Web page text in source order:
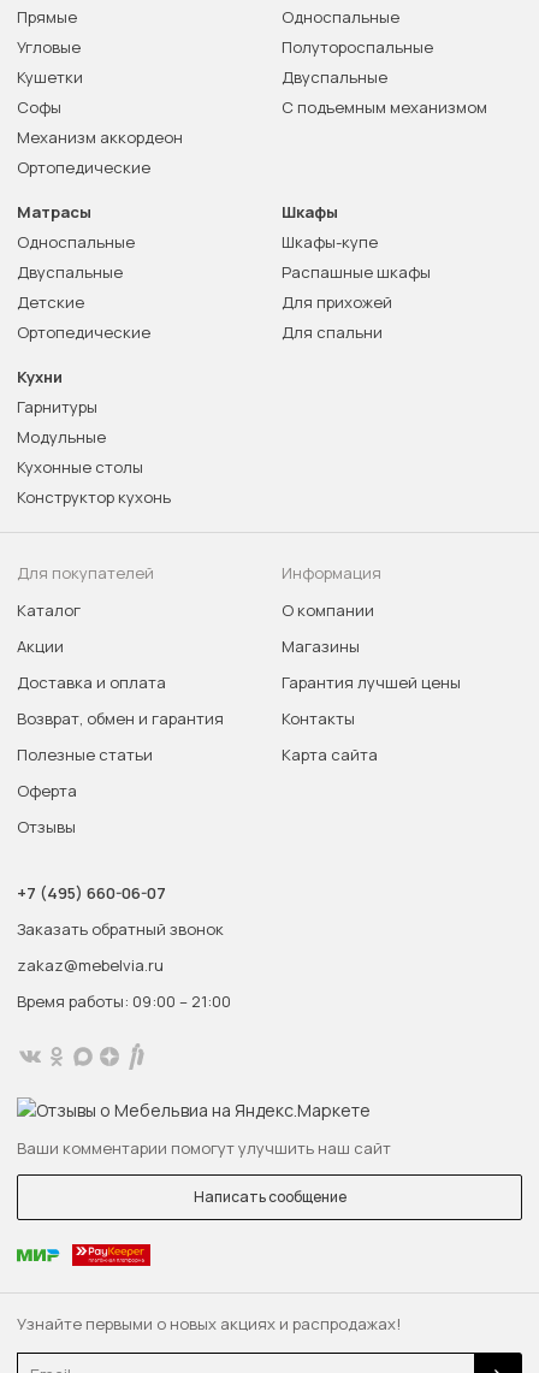
Узнайте первыми о новых акциях и распродажах!
Email
Прямые
Угловые
Кушетки
Софы
Механизм аккордеон
Ортопедические
Односпальные
Полутороспальные
Двуспальные
С подъемным механизмом
Матрасы
Односпальные
Двуспальные
Детские
Ортопедические
Шкафы
Шкафы-купе
Распашные шкафы
Для прихожей
Для спальни
Кухни
Гарнитуры
Модульные
Кухонные столы
Конструктор кухонь
Для покупателей
Каталог
Акции
Доставка и оплата
Возврат, обмен и гарантия
Полезные статьи
Оферта
Отзывы
Информация
О компании
Магазины
Гарантия лучшей цены
Контакты
Карта сайта
+7 (495) 660-06-07
Заказать обратный звонок
zakaz@mebelvia.ru
Время работы: 09:00 – 21:00
Ваши комментарии помогут улучшить наш сайт
Написать сообщение